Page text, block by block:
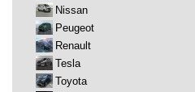
Nissan
Peugeot
Renault
Tesla
Toyota